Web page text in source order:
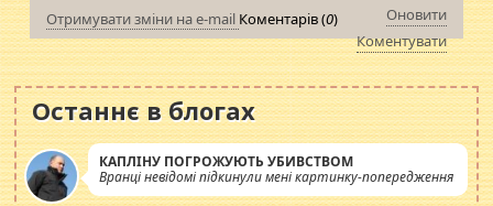
Отримувати зміни на e-mail Коментарів (0)
Оновити
Коментувати
Останнє в блогах
КАПЛІНУ ПОГРОЖУЮТЬ УБИВСТВОМ
Вранці невідомі підкинули мені картинку-попередження